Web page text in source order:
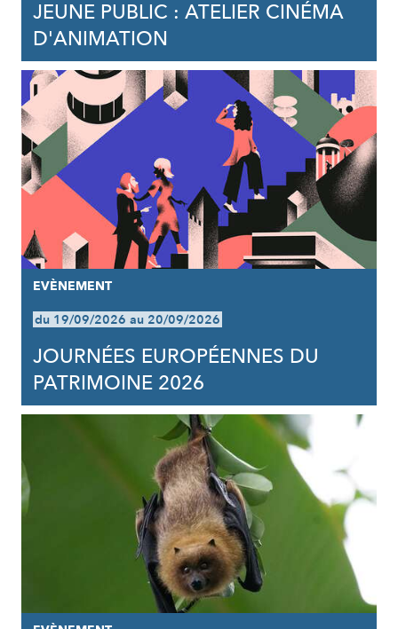
JEUNE PUBLIC : ATELIER CINÉMA
D'ANIMATION
EVÈNEMENT
du 19/09/2026 au 20/09/2026
JOURNÉES EUROPÉENNES DU
PATRIMOINE 2026